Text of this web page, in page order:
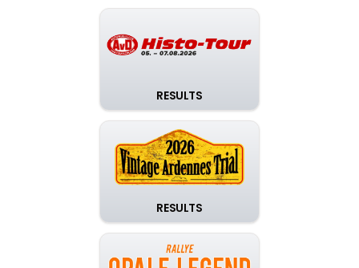
RESULTS
RESULTS